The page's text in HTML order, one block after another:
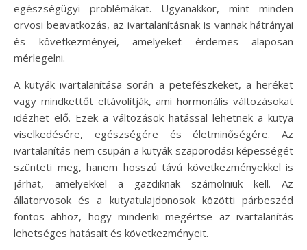
egészségügyi problémákat. Ugyanakkor, mint minden
orvosi beavatkozás, az ivartalanításnak is vannak hátrányai
és következményei, amelyeket érdemes alaposan
mérlegelni.
A kutyák ivartalanítása során a petefészkeket, a heréket
vagy mindkettőt eltávolítják, ami hormonális változásokat
idézhet elő. Ezek a változások hatással lehetnek a kutya
viselkedésére, egészségére és életminőségére. Az
ivartalanítás nem csupán a kutyák szaporodási képességét
szünteti meg, hanem hosszú távú következményekkel is
járhat, amelyekkel a gazdiknak számolniuk kell. Az
állatorvosok és a kutyatulajdonosok közötti párbeszéd
fontos ahhoz, hogy mindenki megértse az ivartalanítás
lehetséges hatásait és következményeit.